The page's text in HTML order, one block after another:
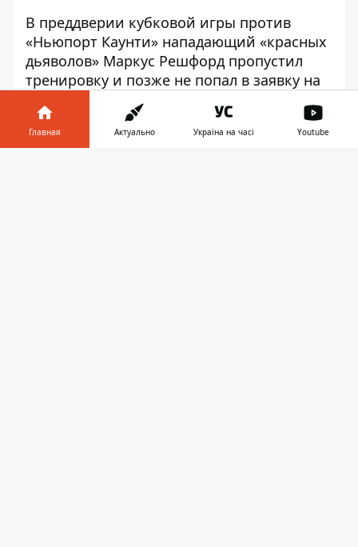
В преддверии кубковой игры против
«Ньюпорт Каунти» нападающий «красных
дьяволов» Маркус Решфорд пропустил
тренировку и позже не попал в заявку на
поединок, однако
Белфасте
. Отсутствие игрока на
тренировке и в заявке на игру главный
Главная Актуально Україна на часі Youtube